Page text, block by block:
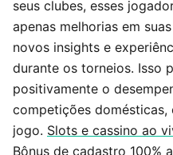
seus clubes, esses
apenas melhorias em
novos insights e
durante os torneios. Isso
positivamente o
competições
jogo. Slots e cassino ao
Bônus de cadastro 100%